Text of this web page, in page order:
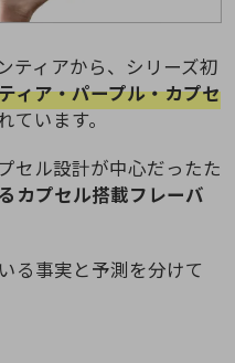
ティアから、シリーズ初
ィア・パープル・カプセ
ています。
セル設計が中心だったた
カプセル搭載フレーバ
る事実と予測を分けて